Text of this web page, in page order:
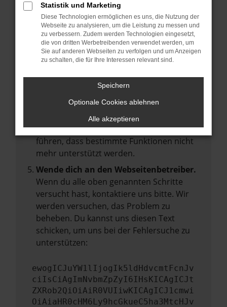
anderen Browser oder in einem privaten
Fenster?
Starte dein Gerät neu.
Das kann manchmal helfen,
vorübergehende Probleme zu beheben.
Stelle sicher, dass dein Browser und dein
Betriebssystem auf dem neuesten Stand
Veraltete Software birgt nicht nur ein
Sicherheitsrisiko, sondern kann auch dazu
führen, dass bestimmte Funktionen nicht
mehr unterstützt werden.
Wende dich an den Webseitenbetreiber.
Wenn du alle oben genannten Schritte
versucht hast, kontaktiere uns bitte. Wir
werden versuchen, das Problem zu
beheben. Du kannst uns diesen Text
schicken, um uns bei der Fehlersuche zu
unterstützen:
ewogICJuYW1lIjogIk5ldHdvcmtFcnJv
ciIsCiAgImNvbmZpZyI6IHsKICAgICJt
ZXRob2QiOiAiR0VUIiwKICAgICJ1cmwi
OiAiaHR0cHM6Ly9hcGkueC5ha3MtcHJv
Statistik und Marketing
Diese Technologien ermöglichen es uns, die Nutzung der
Webseite zu analysieren, um die Leistung zu messen und
zu verbessern. Zudem werden Technologien eingesetzt,
die von dritten Werbetreibenden verwendet werden, um
Sie auf anderen Webseiten zu verfolgen und um Anzeigen
zu schalten, die für Ihre Interessen relevant sind.
Speichern
Optionale Cookies ablehnen
Alle akzeptieren